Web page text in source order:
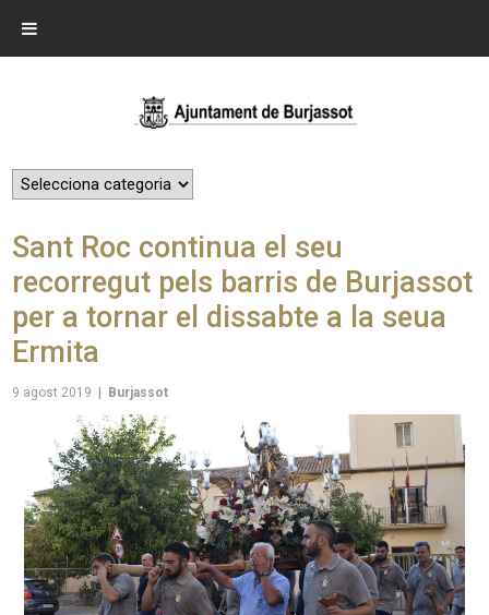
Sant Roc continua el seu
recorregut pels barris de Burjassot
per a tornar el dissabte a la seua
Ermita
9 agost 2019 Burjassot